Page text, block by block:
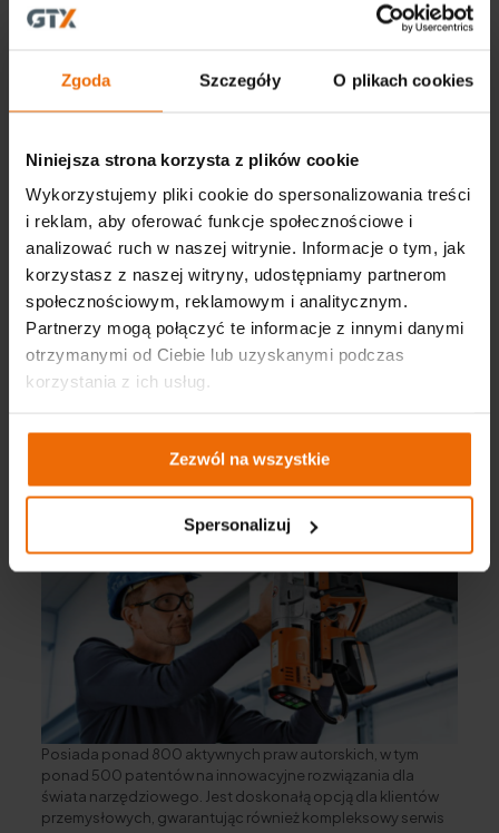
Zgoda Szczegóły O plikach cookies
Niniejsza strona korzysta z plików cookie
Wykorzystujemy pliki cookie do spersonalizowania treści
i reklam, aby oferować funkcje społecznościowe i
analizować ruch w naszej witrynie. Informacje o tym, jak
korzystasz z naszej witryny, udostępniamy partnerom
społecznościowym, reklamowym i analitycznym.
Partnerzy mogą połączyć te informacje z innymi danymi
otrzymanymi od Ciebie lub uzyskanymi podczas
korzystania z ich usług.
Zezwól na wszystkie
Spersonalizuj
Pozostałe marki z rodziny Grupy TOPEX
Marka Baildon
jest firmą z długoletnią tradycją.
wysokiej jakości produkty w wielu rodzajach jak i
typowymiarach.
Baildon posiada także możliwość wykonania wierteł na
życzenie zgodnie z dostarczoną dokumentacją techniczną
klienta.
Marka Feinto 100% precyzji oraz 100%
bezpieczeństwa. Wyróżnia ją niemiecka jakość –
posiada w ofercie produkty, które sygnowane są
oznaczeniem ,,made in Germany”. To marka premium,
która funkcjonuje na rynku narzędziowym już od ponad
stawiając na ciągły rozwój, profesjonalizm oraz
niezawodność.
Posiada ponad 800 aktywnych praw autorskich, w tym
ponad 500 patentów na innowacyjne rozwiązania dla
świata narzędziowego. Jest doskonałą opcją dla klientów
przemysłowych, gwarantując również kompleksowy serwis